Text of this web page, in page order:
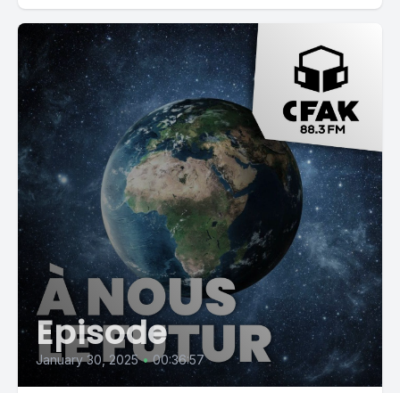
Episode
January 30, 2025 • 00:36:57